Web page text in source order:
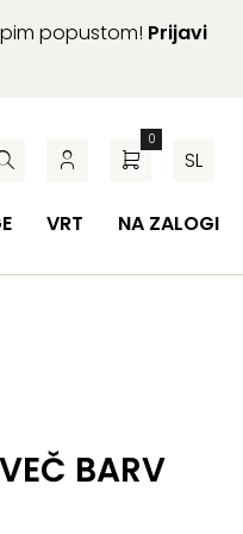
popustom! Prijavi
0
SL
VRT NA ZALOGI
BARV